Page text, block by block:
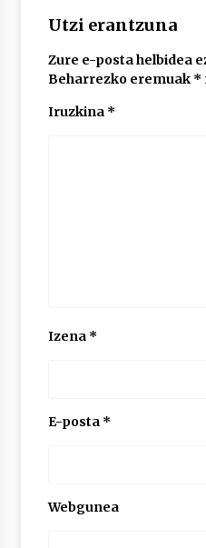
MUSIBLA
Tiga, Twisted
Utzi erantzuna
Zure e-posta helbidea
Beharrezko eremuak *
Iruzkina *
Izena *
E-posta *
Webgunea